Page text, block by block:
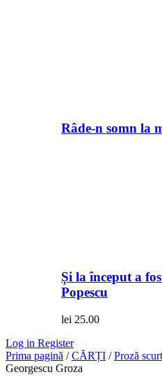
Râde-n somn la
Și la început a
Popescu
lei 25.00
Log in Register
Prima pagină /CĂRȚI /Proză
Georgescu Groza